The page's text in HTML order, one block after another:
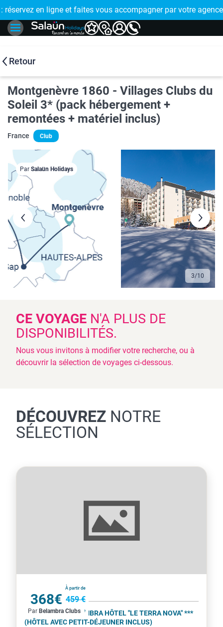
!
: réservez en ligne et faites vous accompagner par votre
🤩
Retour
Montgenèvre 1860 - Villages Clubs du
Soleil 3* (pack hébergement +
remontées + matériel inclus)
France Club
3/10
Par Salaün Holidays
CE VOYAGE N'A PLUS DE
DISPONIBILITÉS.
Nous vous invitons à modifier votre recherche, ou à
découvrir la sélection de voyages ci-dessous.
DÉCOUVREZ NOTRE
SÉLECTION
À partir de
368€ 459 €
par personne
Par Belambra Clubs
LA PLAGNE - BELAMBRA HÔTEL "LE TERRA NOVA" ***
(HÔTEL AVEC PETIT-DÉJEUNER INCLUS)